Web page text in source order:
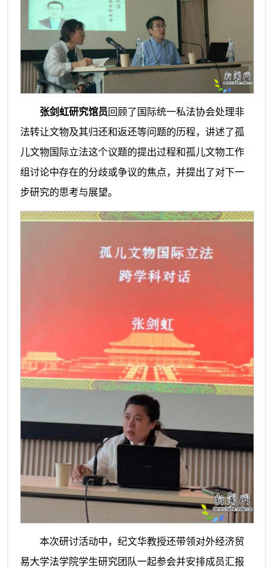
张剑虹研究馆员回顾了国际统一私法协会处理非
法转让文物及其归还和返还等问题的历程，讲述了孤
儿文物国际立法这个议题的提出过程和孤儿文物工作
组讨论中存在的分歧或争议的焦点，并提出了对下一
步研究的思考与展望。
本次研讨活动中，纪文华教授还带领对外经济贸
易大学法学院学生研究团队一起参会并安排成员汇报